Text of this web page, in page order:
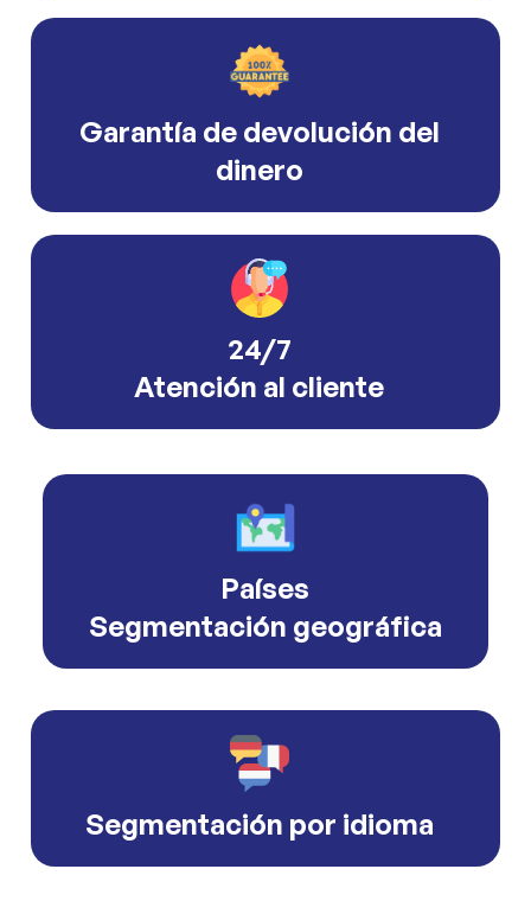
Garantía de devolución del
dinero
24/7
Atención al cliente
Países
Segmentación geográfica
Segmentación por idioma